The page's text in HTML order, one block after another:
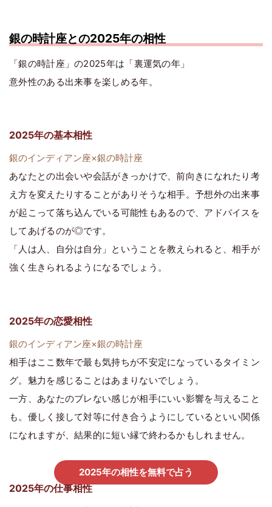
2025年の相性を無料で占う
銀の時計座との2025年の相性
「銀の時計座」の2025年は「裏運気の年」
意外性のある出来事を楽しめる年。
2025年の基本相性
銀のインディアン座×銀の時計座
あなたとの出会いや会話がきっかけで、前向きになれたり考
え方を変えたりすることがありそうな相手。予想外の出来事
が起こって落ち込んでいる可能性もあるので、アドバイスを
してあげるのが◎です。
「人は人、自分は自分」ということを教えられると、相手が
強く生きられるようになるでしょう。
2025年の恋愛相性
銀のインディアン座×銀の時計座
相手はここ数年で最も気持ちが不安定になっているタイミン
グ。魅力を感じることはあまりないでしょう。
一方、あなたのブレない感じが相手にいい影響を与えること
も。優しく接して対等に付き合うようにしているといい関係
になれますが、結果的に短い縁で終わるかもしれません。
2025年の仕事相性